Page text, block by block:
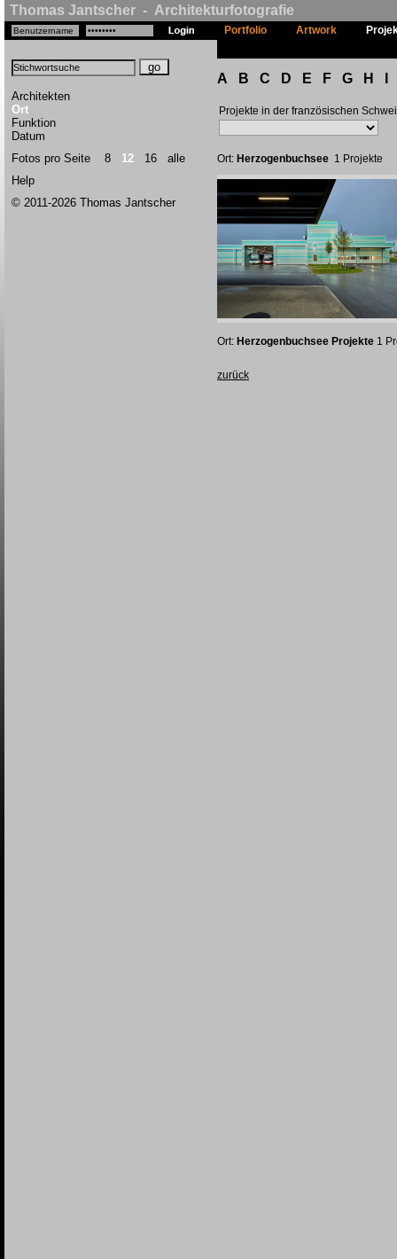
Thomas Jantscher - Architekturfotografie
Architekten
Ort
Funktion
Datum
Fotos pro Seite 8 12 16
alle
Help
© 2011-2026 Thomas Jantscher
Portfolio Artwork
A B C D E F G H
Projekte in der französischen
Ort: Herzogenbuchsee 1 Projekte
Ort: Herzogenbuchsee Projekte 1
zurück